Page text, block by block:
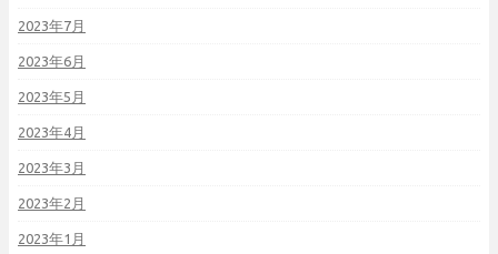
2023年7月
2023年6月
2023年5月
2023年4月
2023年3月
2023年2月
2023年1月